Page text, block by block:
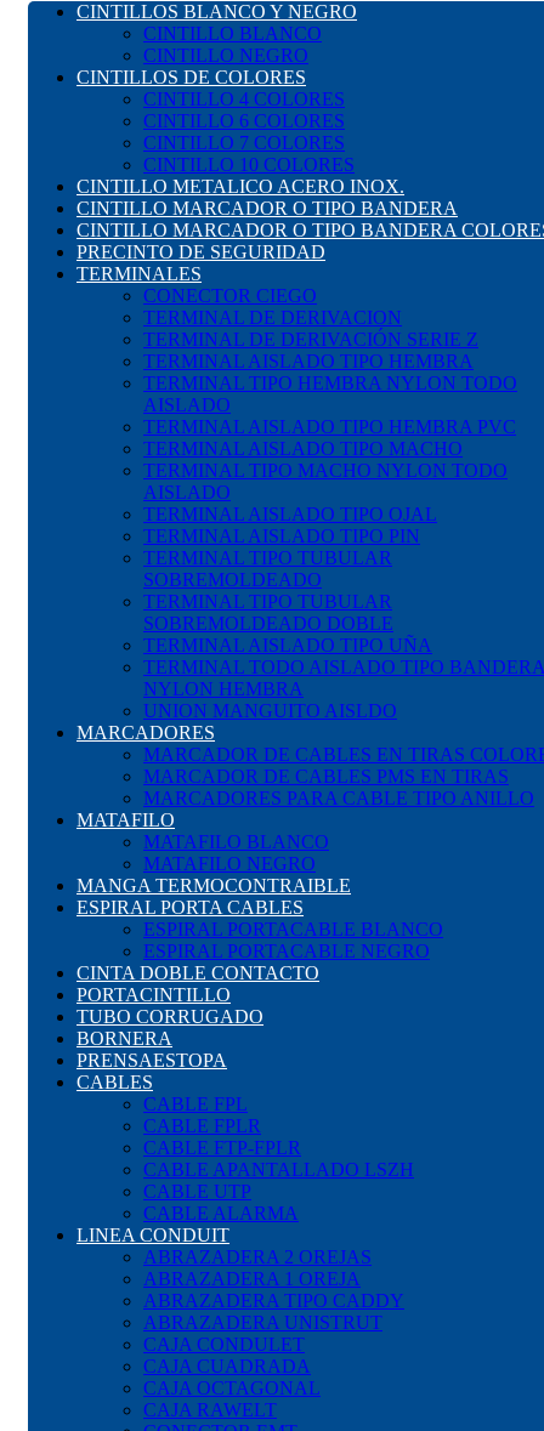
CINTILLOS BLANCO Y NEGRO
CINTILLO BLANCO
CINTILLO NEGRO
CINTILLOS DE COLORES
CINTILLO 4 COLORES
CINTILLO 6 COLORES
CINTILLO 7 COLORES
CINTILLO 10 COLORES
CINTILLO METALICO ACERO INOX.
CINTILLO MARCADOR O TIPO BANDERA
CINTILLO MARCADOR O TIPO BANDERA
PRECINTO DE SEGURIDAD
TERMINALES
CONECTOR CIEGO
TERMINAL DE DERIVACION
TERMINAL DE DERIVACIÓN SERIE Z
TERMINAL AISLADO TIPO HEMBRA
TERMINAL TIPO HEMBRA NYLON TODO
AISLADO
TERMINAL AISLADO TIPO HEMBRA PVC
TERMINAL AISLADO TIPO MACHO
TERMINAL TIPO MACHO NYLON TODO
AISLADO
TERMINAL AISLADO TIPO OJAL
TERMINAL AISLADO TIPO PIN
TERMINAL TIPO TUBULAR
SOBREMOLDEADO
TERMINAL TIPO TUBULAR
SOBREMOLDEADO DOBLE
TERMINAL AISLADO TIPO UÑA
TERMINAL TODO AISLADO TIPO
NYLON HEMBRA
UNION MANGUITO AISLDO
MARCADORES
MARCADOR DE CABLES EN TIRAS
MARCADOR DE CABLES PMS EN TIRAS
MARCADORES PARA CABLE TIPO ANILLO
MATAFILO
MATAFILO BLANCO
MATAFILO NEGRO
MANGA TERMOCONTRAIBLE
ESPIRAL PORTA CABLES
ESPIRAL PORTACABLE BLANCO
ESPIRAL PORTACABLE NEGRO
CINTA DOBLE CONTACTO
PORTACINTILLO
TUBO CORRUGADO
BORNERA
PRENSAESTOPA
CABLES
CABLE FPL
CABLE FPLR
CABLE FTP-FPLR
CABLE APANTALLADO LSZH
CABLE UTP
CABLE ALARMA
LINEA CONDUIT
ABRAZADERA 2 OREJAS
ABRAZADERA 1 OREJA
ABRAZADERA TIPO CADDY
ABRAZADERA UNISTRUT
CAJA CONDULET
CAJA CUADRADA
CAJA OCTAGONAL
CAJA RAWELT